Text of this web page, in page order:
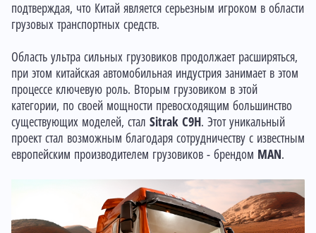
подтверждая, что Китай является серьезным игроком в области
грузовых транспортных средств.
Область ультра сильных грузовиков продолжает расширяться,
при этом китайская автомобильная индустрия занимает в этом
процессе ключевую роль. Вторым грузовиком в этой
категории, по своей мощности превосходящим большинство
существующих моделей, стал Sitrak C9H . Этот уникальный
проект стал возможным благодаря сотрудничеству с известным
европейским производителем грузовиков - брендом MAN .